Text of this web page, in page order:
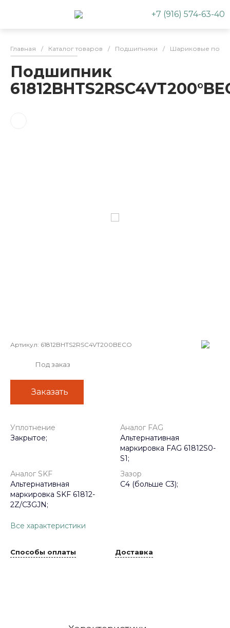
+7 (916) 574-63-40
Главная / Каталог товаров / Подшипники / Шариковые
Подшипник
Артикул: 61812BHTS2RSC4VT200BECO
Под заказ
Заказать
Уплотнение
Закрытое;
Аналог FAG
Альтернативная
маркировка FAG 61812S0-
S1;
Аналог SKF
Альтернативная
маркировка SKF 61812-
2Z/C3GJN;
Зазор
C4 (больше С3);
Все характеристики
Способы оплаты Доставка